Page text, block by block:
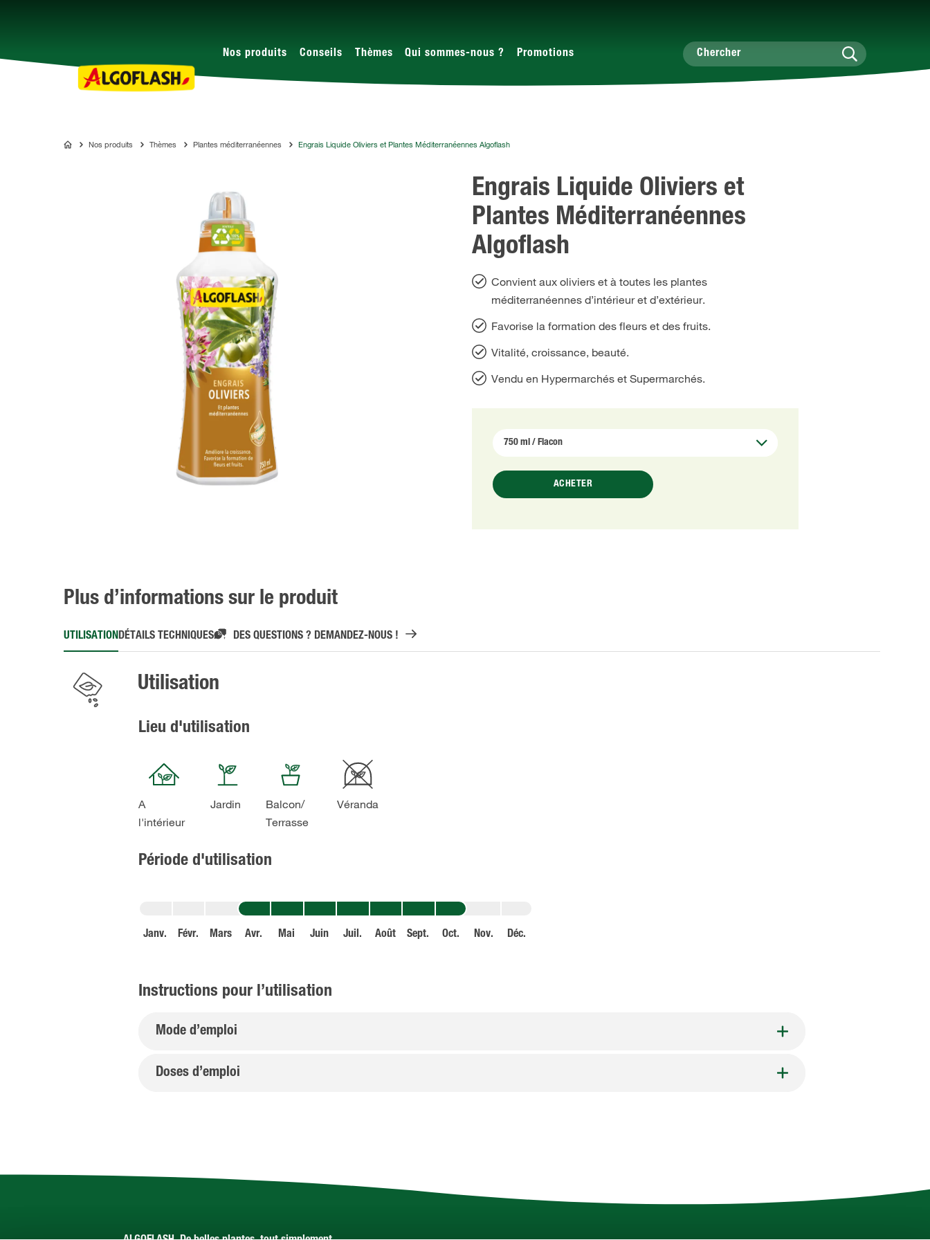
Nos produits Conseils Thèmes Qui sommes-nous ? Promotions
ALGOFLASHNos produits Thèmes Plantes méditerranéennes Engrais Liquide Oliviers et Plantes Méditerranéennes Algoflash
Engrais Liquide Oliviers et
Plantes Méditerranéennes
Algoflash
Convient aux oliviers et à toutes les plantes
méditerranéennes d’intérieur et d’extérieur.
Favorise la formation des fleurs et des fruits.
Vitalité, croissance, beauté.
Vendu en Hypermarchés et Supermarchés.
ACHETER
Plus d’informations sur le produit
UTILISATIONDÉTAILS TECHNIQUES DES QUESTIONS ? DEMANDEZ-NOUS !
Utilisation
Lieu d'utilisation
A
l'intérieur
Jardin
Balcon/​
Terrasse
Véranda
Période d'utilisation
Janv. Févr. Mars Avr. Mai Juin Juil. Août Sept. Oct. Nov. Déc.
Instructions pour l’utilisation
Mode d’emploi
Doses d’emploi